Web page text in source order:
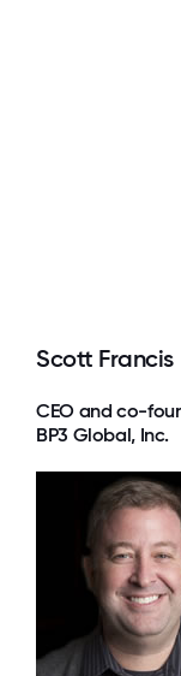
Scott Francis
CEO and co-
BP3 Global, Inc.